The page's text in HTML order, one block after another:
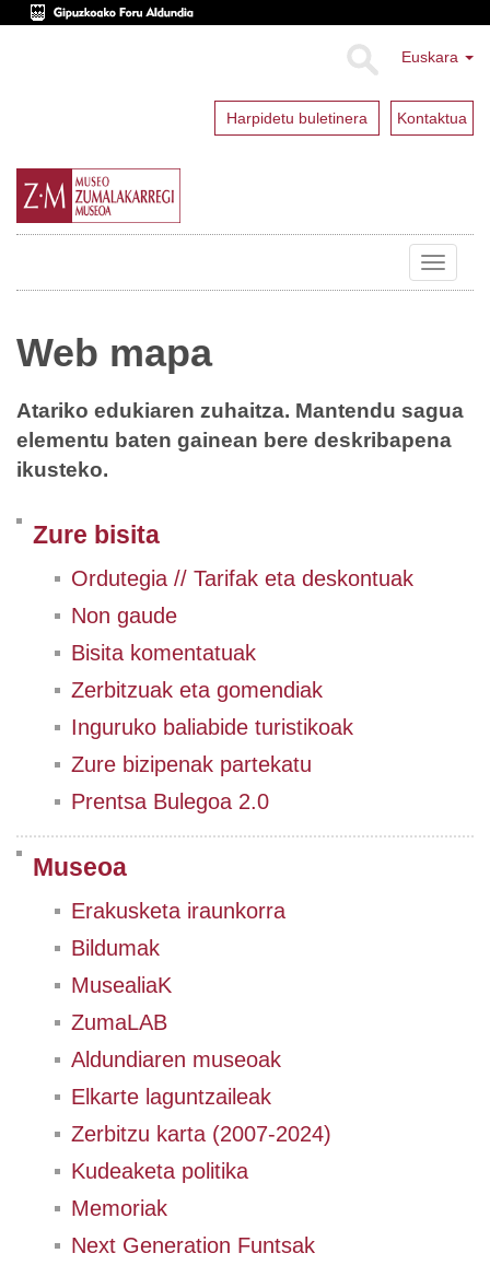
Euskara
Harpidetu buletinera Kontaktua
Toggle
Web mapa
Atariko edukiaren zuhaitza. Mantendu sagua
elementu baten gainean bere deskribapena
ikusteko.
Zure bisita
Ordutegia // Tarifak eta deskontuak
Non gaude
Bisita komentatuak
Zerbitzuak eta gomendiak
Inguruko baliabide turistikoak
Zure bizipenak partekatu
Prentsa Bulegoa 2.0
Museoa
Erakusketa iraunkorra
Bildumak
MusealiaK
ZumaLAB
Aldundiaren museoak
Elkarte laguntzaileak
Zerbitzu karta (2007-2024)
Kudeaketa politika
Memoriak
Next Generation Funtsak